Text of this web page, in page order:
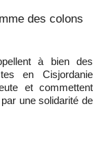
des colons
à bien des
en Cisjordanie
et commettent
une solidarité de